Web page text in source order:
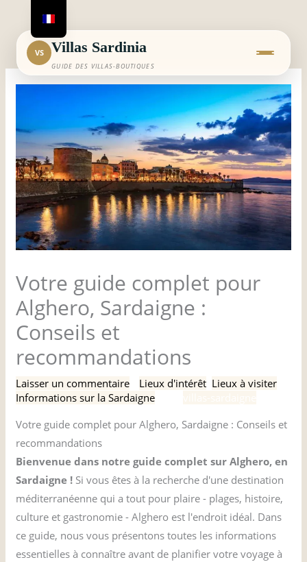
contenu
VS Villas Sardinia
GUIDE DES VILLAS-BOUTIQUES
Votre guide complet pour
Alghero, Sardaigne :
Conseils et
recommandations
Laisser un commentaire Lieux d'intérêt Lieux à visiter
Informations sur la Sardaigne
Votre guide complet pour Alghero, Sardaigne : Conseils et
recommandations
Bienvenue dans notre guide complet sur Alghero, en
Sardaigne ! Si vous êtes à la recherche d'une destination
méditerranéenne qui a tout pour plaire - plages, histoire,
culture et gastronomie - Alghero est l'endroit idéal. Dans
ce guide, nous vous présentons toutes les informations
essentielles à connaître avant de planifier votre voyage à